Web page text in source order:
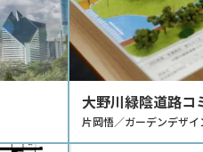
大野川緑陰道路コ
ンド施工計画-
片岡悟／ガーデンデザイ